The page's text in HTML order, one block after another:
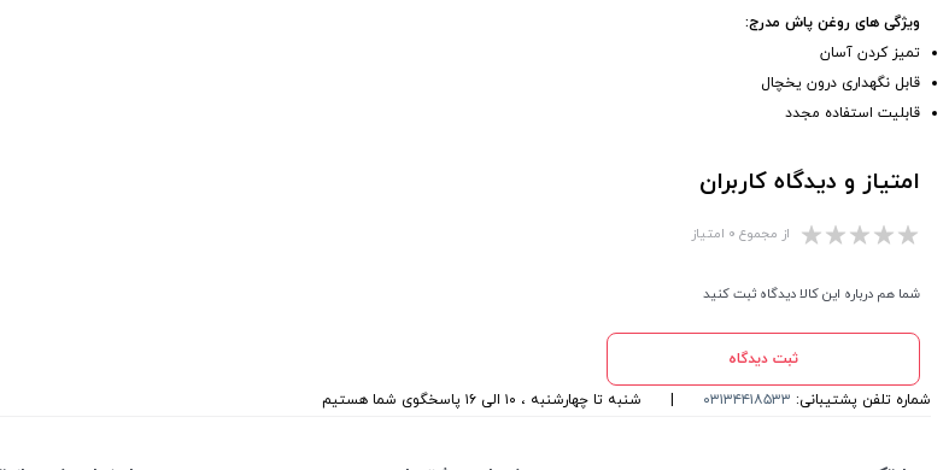
ویژگی های روغن پاش مدرج:
تمیز کردن آسان
قابل نگهداری درون یخچال
قابلیت استفاده مجدد
امتیاز و دیدگاه کاربران
از مجموع ۰ امتیاز
شما هم درباره این کالا دیدگاه ثبت کنید
ثبت دیدگاه
شماره تلفن پشتیبانی: ۰۳۱۳۴۴۱۸۵۳۳ شنبه تا چهارشنبه ، ۱۰ الی ۱۶ پاسخگوی شما هستیم